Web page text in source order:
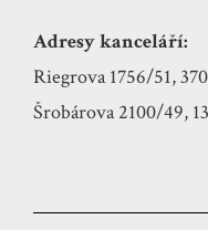
Adresy kanceláří:
Riegrova 1756/51,
Šrobárova 2100/49,